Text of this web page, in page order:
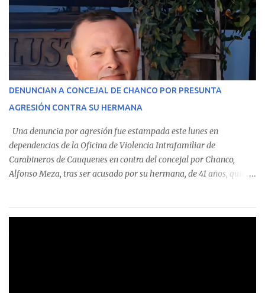
custodian fondos públicos— efectuaron transacciones por un
monto total de $116.075.918 entre enero de 2024 y junio de 2025.
En el detalle regional, se indica que en la comuna de Cauquenes se
identificó a cuatro funcionarios involucrados en este tipo de
operaciones. Asimismo, se precisa que uno de los casos
corresponde a un funcionario de la Municipalidad de Chanco,
detectaron incumplimientos a la normativa vigente. El informe
precisa que la mayor cantidad de dinero apostado se registró en
Talca, donde...
DENUNCIAN A CONCEJAL DE CHANCO POR PRESUNTA
AGRESIÓN CONTRA SU HERMANA
Una denuncia por agresión fue estampada este lunes en
dependencias de la Oficina de Violencia Intrafamiliar de
Carabineros de Cauquenes en contra del concejal por Chanco,
Alfonso Meza, tras ser acusado por su hermana, de 41 años, quien
relató que los hechos ocurrieron cerca de las 11:30 horas en el